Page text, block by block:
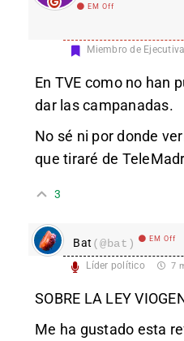
EM Off
Miembro de Ejecutiva
En TVE como no han
dar las campanadas.
No sé ni por donde
que tiraré de
3
Bat (@bat) EM Off
Líder político 7
SOBRE LA LEY
Me ha gustado esta